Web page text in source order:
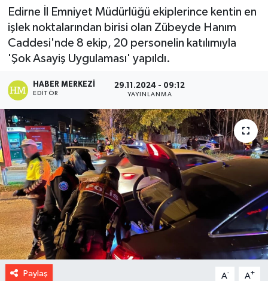
Edirne İl Emniyet Müdürlüğü ekiplerince kentin en
işlek noktalarından birisi olan Zübeyde Hanım
Caddesi'nde 8 ekip, 20 personelin katılımıyla
'Şok Asayiş Uygulaması' yapıldı.
HABER MERKEZI
EDITÖR
29.11.2024 - 09:12
YAYINLANMA
Paylaş A- A+
Spor
Magazin
Medya
Sağlık
Son Dakika Haberleri
Haber Arşivi